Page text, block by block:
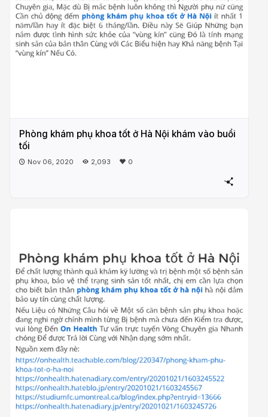
Phòng khám phụ khoa tốt ở Hà Nội khám vào buổi
tối
Nov 06, 2020 2,093 0